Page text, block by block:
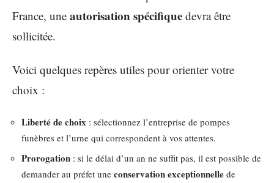
France, une autorisation spécifique devra être
sollicitée.
Voici quelques repères utiles pour orienter votre
choix :
Liberté de choix : sélectionnez l’entreprise de pompes
funèbres et l’urne qui correspondent à vos attentes.
Prorogation : si le délai d’un an ne suffit pas, il est possible de
demander au préfet une conservation exceptionnelle de